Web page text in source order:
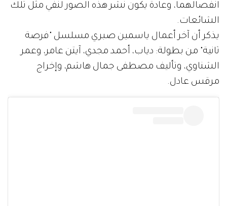
انفصالهما، وعادة يكون نشر هذه الصور لنفي مثل تلك
الشائعات.
يذكر أن آخر أعمال ياسمين صبري مسلسل "فرصة
ثانية" من بطولة: دياب، أحمد مجدي، آيتن عامر، وعمر
الشناوي، وتأليف مصطفى جمال هاشم، وإخراج
مرقس عادل.